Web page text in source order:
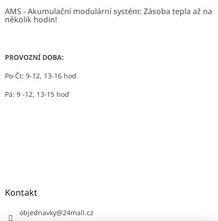
AMS - Akumulační modulární systém: Zásoba tepla až na
několik hodin!
PROVOZNÍ DOBA:
Po-Čt: 9-12, 13-16 hoď
Pá: 9 -12, 13-15 hoď
Kontakt
objednavky@24mall.cz